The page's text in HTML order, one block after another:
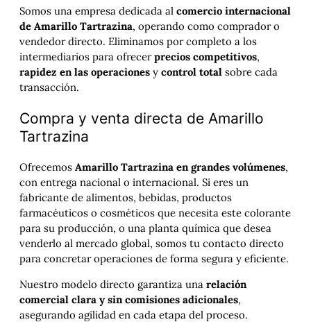
Somos una empresa dedicada al comercio internacional
de Amarillo Tartrazina, operando como comprador o
vendedor directo. Eliminamos por completo a los
intermediarios para ofrecerprecios competitivos,
rapidez en las operaciones y control total sobre cada
transacción.
Compra y venta directa de Amarillo
Tartrazina
Ofrecemos Amarillo Tartrazina en grandes volúmenes,
con entrega nacional o internacional. Si eres un
fabricante de alimentos, bebidas, productos
farmacéuticos o cosméticos que necesita este colorante
para su producción, o una planta química que desea
venderlo al mercado global, somos tu contacto directo
para concretar operaciones de forma segura y eficiente.
Nuestro modelo directo garantiza una relación
comercial clara y sin comisiones adicionales,
asegurando agilidad en cada etapa del proceso.